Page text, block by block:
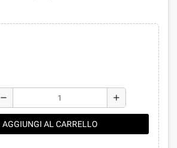
remove add
AGGIUNGI AL CARRELLO